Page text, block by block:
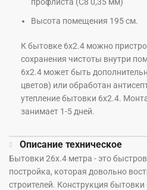
Высота помещения 195 см.
К бытовке 6х2.4 можно
сохранения чистоты внутри
6х2.4 может быть
цветов) или обработан
утепление бытовки 6х2.4.
занимает 1-5 дней.
Описание техническое
Бытовки 26х.4 метра - это
постройка, которая довольно
строителей. Конструкция